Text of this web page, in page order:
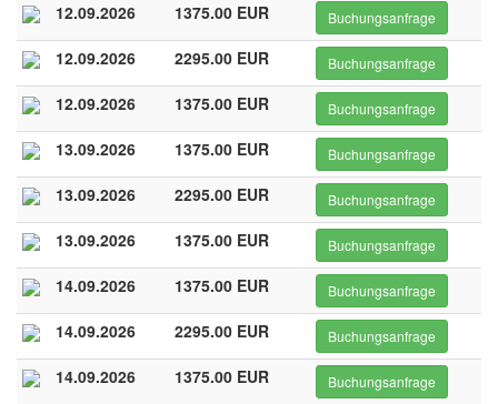
12.09.2026 1375.00 EUR Buchungsanfrage
12.09.2026 2295.00 EUR Buchungsanfrage
12.09.2026 1375.00 EUR Buchungsanfrage
13.09.2026 1375.00 EUR Buchungsanfrage
13.09.2026 2295.00 EUR Buchungsanfrage
13.09.2026 1375.00 EUR Buchungsanfrage
14.09.2026 1375.00 EUR Buchungsanfrage
14.09.2026 2295.00 EUR Buchungsanfrage
14.09.2026 1375.00 EUR Buchungsanfrage